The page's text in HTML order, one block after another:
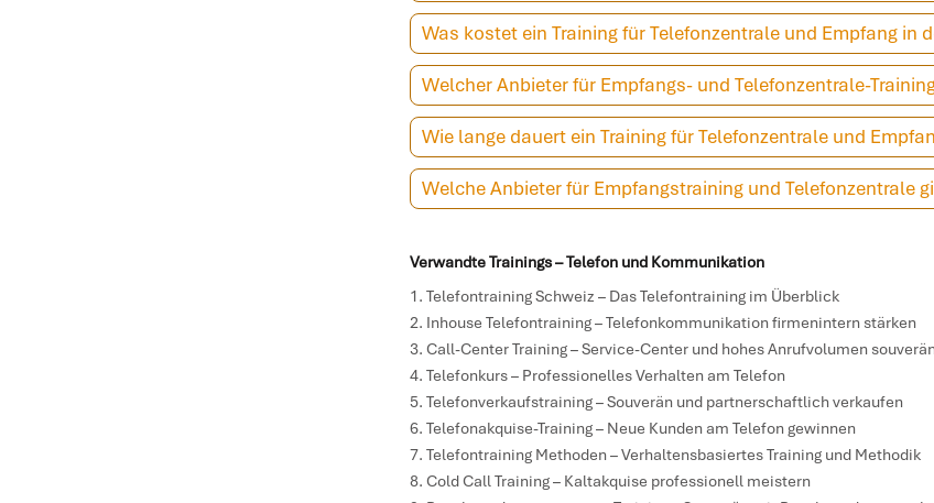
Was kostet ein Training für Telefonzentrale und Empfang in
Welcher Anbieter für Empfangs- und Telefonzentrale-
Wie lange dauert ein Training für Telefonzentrale und
Welche Anbieter für Empfangstraining und Telefonzentrale
Verwandte Trainings – Telefon und Kommunikation
Telefontraining Schweiz – Das Telefontraining im Überblick
Inhouse Telefontraining– Telefonkommunikation firmenintern stärken
Call-Center Training– Service-Center und hohes Anrufvolumen
Telefonkurs– Professionelles Verhalten am Telefon
Telefonverkaufstraining– Souverän und partnerschaftlich verkaufen
Telefonakquise-Training– Neue Kunden am Telefon gewinnen
Telefontraining Methoden– Verhaltensbasiertes Training und Methodik
Cold Call Training– Kaltakquise professionell meistern